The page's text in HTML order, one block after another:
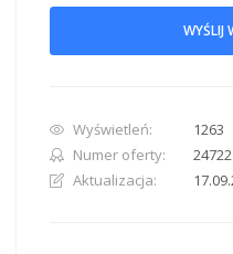
WYŚLIJ
Wyświetleń:
1263
Numer oferty:
24722
Aktualizacja: